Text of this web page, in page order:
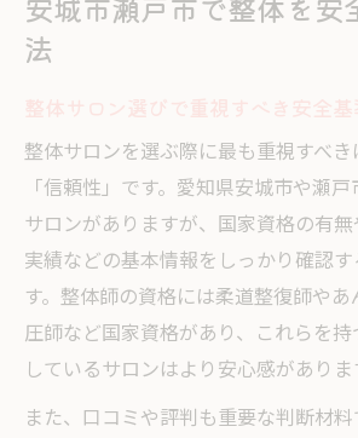
法
整体サロンを選ぶ際に最も重視すべ
「信頼性」です。愛知県安城市や瀬
サロンがありますが、国家資格の有
実績などの基本情報をしっかり確認
す。整体師の資格には柔道整復師や
圧師など国家資格があり、これらを
しているサロンはより安心感がありま
また、口コミや評判も重要な判断材